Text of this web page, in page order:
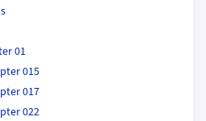
01
015
017
022